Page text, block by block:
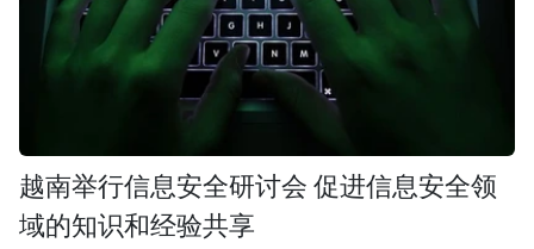
越南举行信息安全研讨会 促进信息安全领
域的知识和经验共享